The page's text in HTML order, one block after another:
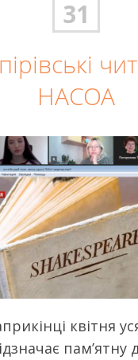
31
НАСОА
квітня
пам’ятну